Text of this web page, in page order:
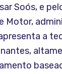
Soós, e
Motor,
a